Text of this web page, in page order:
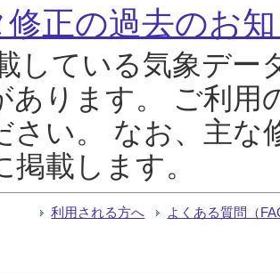
修正の過去のお
している気象デー
あります。 ご利用
さい。 なお、主な
掲載します。
利用される方へ よくある質問（